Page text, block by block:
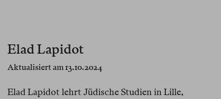
Elad Lapidot
Aktualisiert am 13.10.2024
Elad Lapidot lehrt Jüdische Studien in Lille,